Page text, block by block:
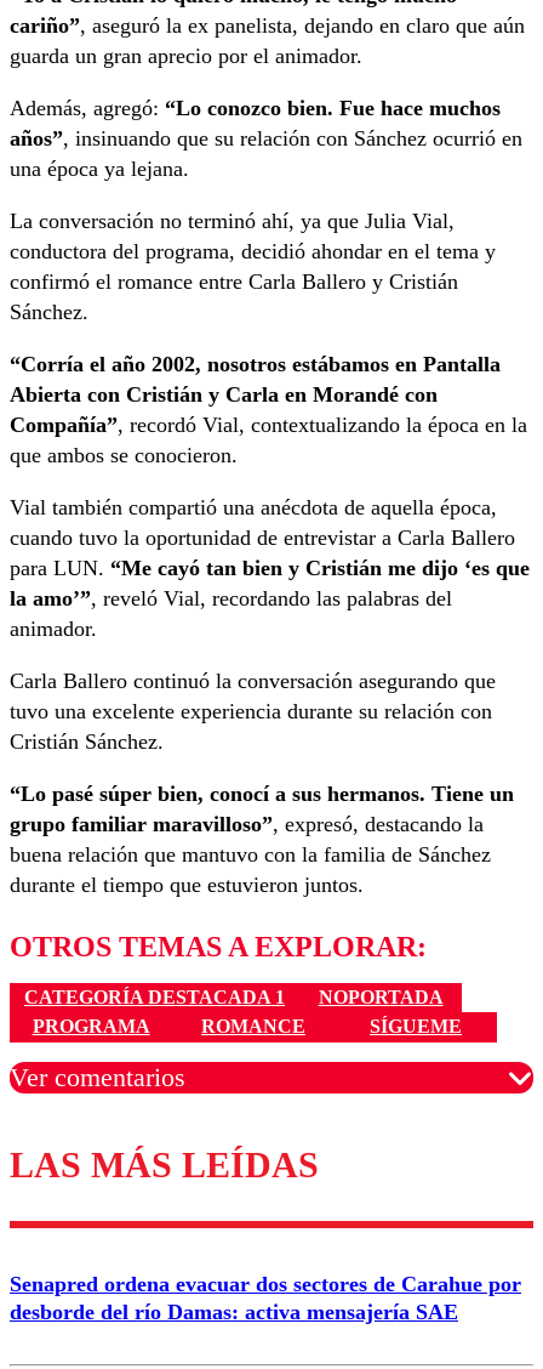
cariño”, aseguró la ex panelista, dejando en claro que aún
guarda un gran aprecio por el animador.
Además, agregó: “Lo conozco bien. Fue hace muchos
años”, insinuando que su relación con Sánchez ocurrió en
una época ya lejana.
La conversación no terminó ahí, ya que Julia Vial,
conductora del programa, decidió ahondar en el tema y
confirmó el romance entre Carla Ballero y Cristián
Sánchez.
“Corría el año 2002, nosotros estábamos en Pantalla
Abierta con Cristián y Carla en Morandé con
Compañía”, recordó Vial, contextualizando la época en la
que ambos se conocieron.
Vial también compartió una anécdota de aquella época,
cuando tuvo la oportunidad de entrevistar a Carla Ballero
para LUN. “Me cayó tan bien y Cristián me dijo ‘es que
la amo’”, reveló Vial, recordando las palabras del
animador.
Carla Ballero continuó la conversación asegurando que
tuvo una excelente experiencia durante su relación con
Cristián Sánchez.
“Lo pasé súper bien, conocí a sus hermanos. Tiene un
grupo familiar maravilloso”, expresó, destacando la
buena relación que mantuvo con la familia de Sánchez
durante el tiempo que estuvieron juntos.
OTROS TEMAS A EXPLORAR:
CATEGORÍA DESTACADA 1
NOPORTADA
PROGRAMA
ROMANCE SÍGUEME
Ver comentarios
Los comentarios son moderados para garantizar un
diálogo respetuoso.
Nombre
Correo
LAS MÁS LEÍDAS
Senapred ordena evacuar dos sectores de Carahue por
desborde del río Damas: activa mensajería SAE